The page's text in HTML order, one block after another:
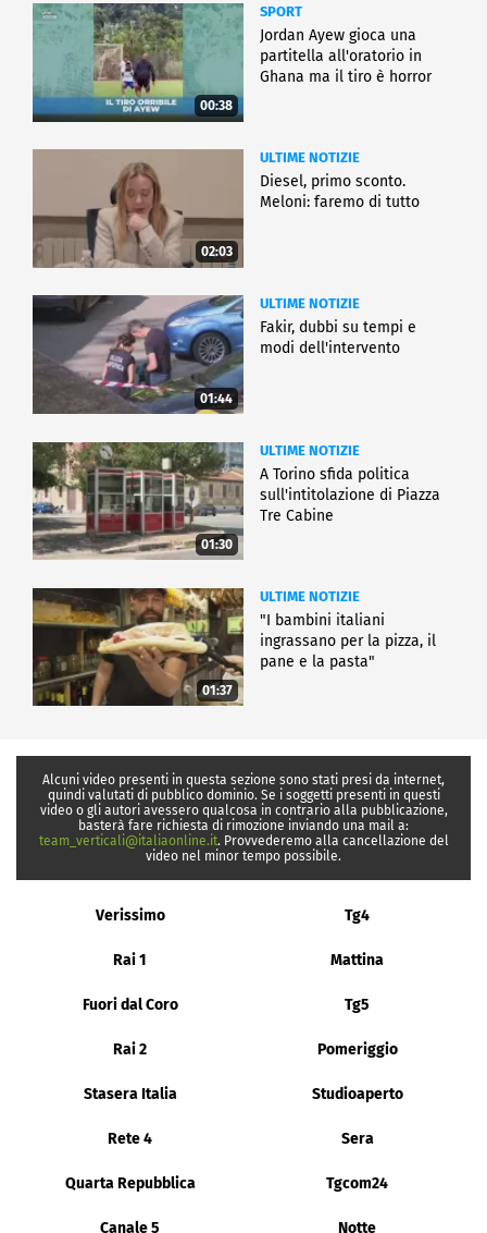
00:38
SPORT
Jordan Ayew gioca una
partitella all'oratorio in
Ghana ma il tiro è horror
02:03
ULTIME NOTIZIE
Diesel, primo sconto.
Meloni: faremo di tutto
01:44
ULTIME NOTIZIE
Fakir, dubbi su tempi e
modi dell'intervento
01:30
ULTIME NOTIZIE
A Torino sfida politica
sull'intitolazione di Piazza
Tre Cabine
01:37
ULTIME NOTIZIE
"I bambini italiani
ingrassano per la pizza, il
pane e la pasta"
Alcuni video presenti in questa sezione sono stati presi da internet,
quindi valutati di pubblico dominio. Se i soggetti presenti in questi
video o gli autori avessero qualcosa in contrario alla pubblicazione,
basterà fare richiesta di rimozione inviando una mail a:
team_verticali@italiaonline.it. Provvederemo alla cancellazione del
video nel minor tempo possibile.
Verissimo Tg4
Rai 1 Mattina
Fuori dal Coro Tg5
Rai 2 Pomeriggio
Stasera Italia Studioaperto
Rete 4 Sera
Quarta Repubblica Tgcom24
Canale 5 Notte